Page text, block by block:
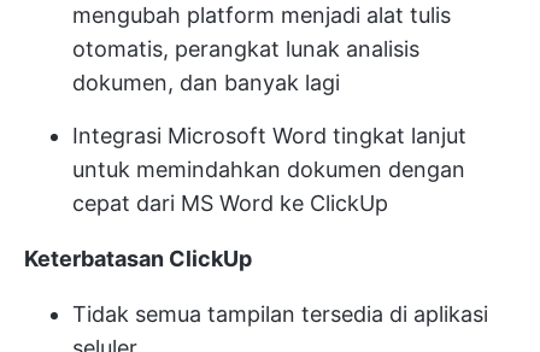
mengubah platform menjadi alat tulis
otomatis, perangkat lunak analisis
dokumen, dan banyak lagi
Integrasi Microsoft Word tingkat lanjut
untuk memindahkan dokumen dengan
cepat dari MS Word ke ClickUp
Keterbatasan ClickUp
Tidak semua tampilan tersedia di aplikasi